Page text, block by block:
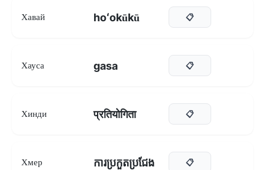
Хавай hoʻokūkū 📋
Хауса gasa 📋
Хинди प्रतियोगिता 📋
Хмер ការប្រកួតប្រជែង 📋